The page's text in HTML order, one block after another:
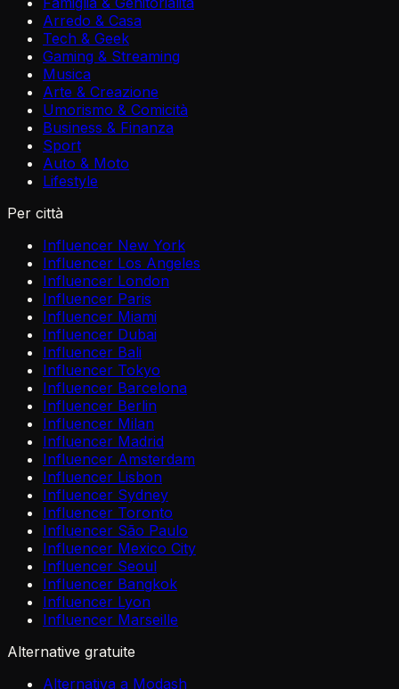
Arredo & Casa
Tech & Geek
Gaming & Streaming
Musica
Arte & Creazione
Umorismo & Comicità
Business & Finanza
Sport
Auto & Moto
Lifestyle
Per città
Influencer New York
Influencer Los Angeles
Influencer London
Influencer Paris
Influencer Miami
Influencer Dubai
Influencer Bali
Influencer Tokyo
Influencer Barcelona
Influencer Berlin
Influencer Milan
Influencer Madrid
Influencer Amsterdam
Influencer Lisbon
Influencer Sydney
Influencer Toronto
Influencer São Paulo
Influencer Mexico City
Influencer Seoul
Influencer Bangkok
Influencer Lyon
Influencer Marseille
Alternative gratuite
Alternativa a Modash